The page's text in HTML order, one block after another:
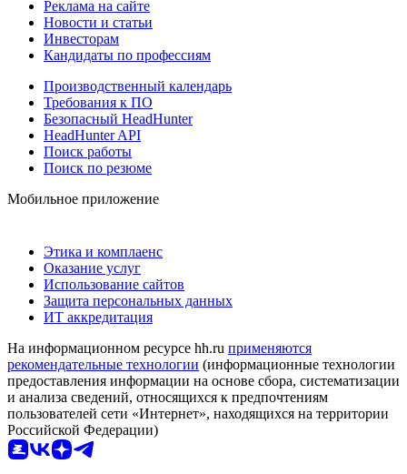
Реклама на сайте
Новости и статьи
Инвесторам
Кандидаты по профессиям
Производственный календарь
Требования к ПО
Безопасный HeadHunter
HeadHunter API
Поиск работы
Поиск по резюме
Мобильное приложение
Этика и комплаенс
Оказание услуг
Использование сайтов
Защита персональных данных
ИТ аккредитация
На информационном ресурсе hh.ru применяются
рекомендательные технологии (информационные технологии
предоставления информации на основе сбора, систематизации
и анализа сведений, относящихся к предпочтениям
пользователей сети «Интернет», находящихся на территории
Российской Федерации)